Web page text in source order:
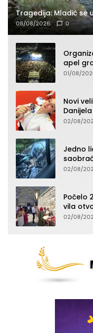
Tragedija: Mladić se
08/08/2026 0
apel
01/08/
Novi
02/08/
Jedno
(FOTO)
02/08/
Počelo
vila
02/08/